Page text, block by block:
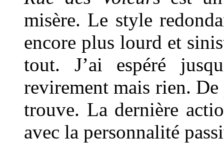
misère. Le style
encore plus lourd et
tout. J’ai espéré
revirement mais rien.
trouve. La dernière
avec la personnalité